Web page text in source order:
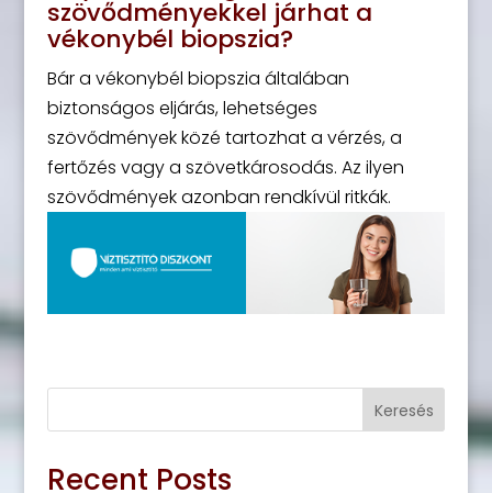
szövődményekkel járhat a
vékonybél biopszia?
Bár a vékonybél biopszia általában
biztonságos eljárás, lehetséges
szövődmények közé tartozhat a vérzés, a
fertőzés vagy a szövetkárosodás. Az ilyen
szövődmények azonban rendkívül ritkák.
Keresés
Recent Posts